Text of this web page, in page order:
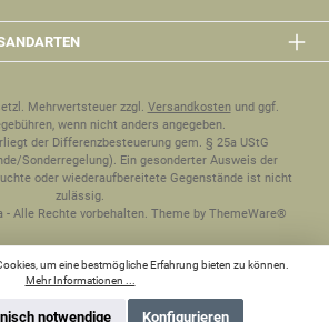
Mehrwertsteuer zzgl. Versandkostenund ggf.
wenn nicht anders angegeben.
der Differenzbesteuerung gem. § 25a UStG
Sonderregelung). Ein gesonderter Ausweis der
oder wiederaufbereitete Gegenstände ist nicht
zulässig.
Alle Rechte vorbehalten. Theme by ThemeWare®
um eine bestmögliche Erfahrung bieten zu können.
Mehr Informationen ...
notwendige Konfigurieren